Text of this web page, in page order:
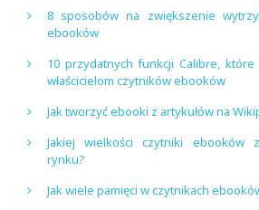
8 sposobów na zwiększenie
ebooków
10 przydatnych funkcji Calibre, które
właścicielom czytników ebooków
Jak tworzyć ebooki z artykułów na
Jakiej wielkości czytniki ebooków
rynku?
Jak wiele pamięci w czytnikach